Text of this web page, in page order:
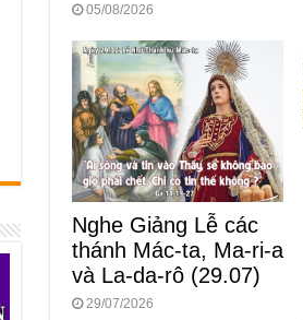
05/08/2026
Nghe Giảng Lễ các
thánh Mác-ta, Ma-ri-a
và La-da-rô (29.07)
29/07/2026